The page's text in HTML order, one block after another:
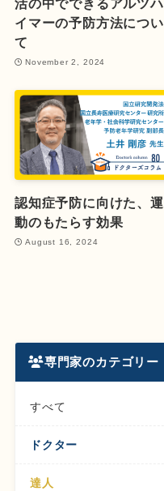
活の中でできるアルツハ
イマーの予防方法につい
て
November 2, 2024
認知症予防に向けた、運
動のもたらす効果
August 16, 2024
専門家のカテゴリー
すべて
ドクター
達人